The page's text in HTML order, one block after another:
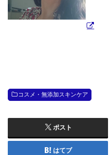
コスメ・無添加スキンケア
ポスト
はてブ